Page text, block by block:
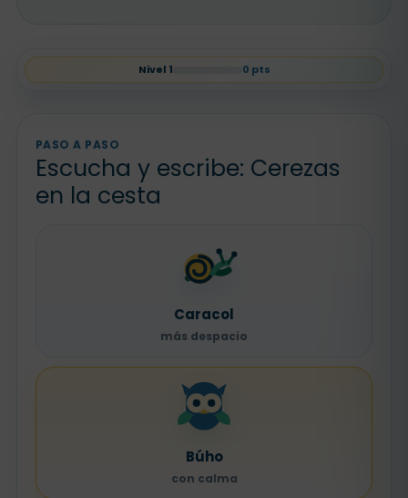
Nivel 1 0 pts
PASO A PASO
Escucha y escribe: Cerezas
en la cesta
Caracol
más despacio
Búho
con calma